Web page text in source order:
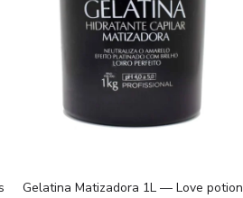
Gelatina Matizadora 1L — Love potion